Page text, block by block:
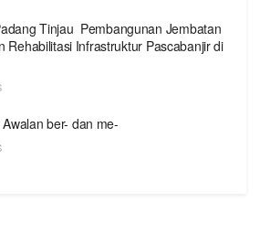
Tinjau Pembangunan Jembatan
Rehabilitasi Infrastruktur Pascabanjir di
ber- dan me-